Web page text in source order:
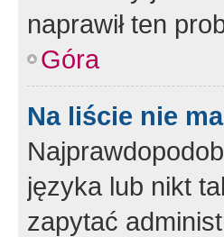
naprawił ten
Góra
Na liście nie
języka lub nikt
zapytać